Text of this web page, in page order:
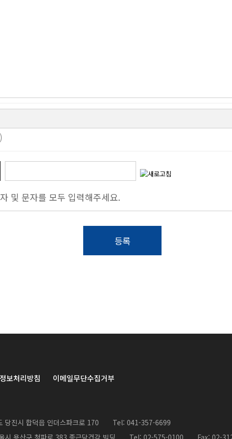
및 문자를 모두 입력해주세요.
등록
보처리방침 이메일무단수집거부
당진시 합덕읍 인더스파크로 170
Tel: 041-357-6699